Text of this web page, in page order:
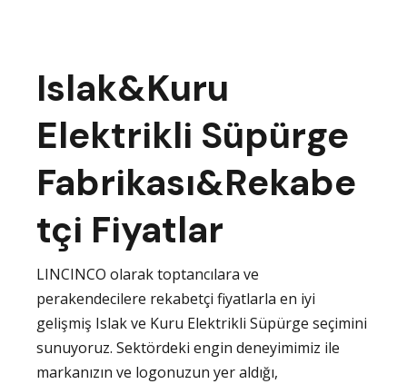
Islak&Kuru
Elektrikli Süpürge
Fabrikası&Rekabe
tçi Fiyatlar
LINCINCO olarak toptancılara ve
perakendecilere rekabetçi fiyatlarla en iyi
gelişmiş Islak ve Kuru Elektrikli Süpürge seçimini
sunuyoruz. Sektördeki engin deneyimimiz ile
markanızın ve logonuzun yer aldığı,